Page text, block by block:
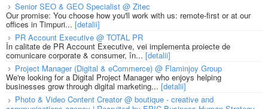
Senior SEO & GEO Specialist @ Zitec
Our promise: You choose how you'll work with us: remote-first or at our
offices in Timpuri... [detalii]
PR Account Executive @ TOTAL PR
În calitate de PR Account Executive, vei implementa proiecte de
comunicare corporate & consumer, în... [detalii]
Project Manager (Digital & eCommerce) @ Flaminjoy Group
We're looking for a Digital Project Manager who enjoys helping
businesses grow through digital marketing... [detalii]
Photo & Video Content Creator @ boutique - creative and